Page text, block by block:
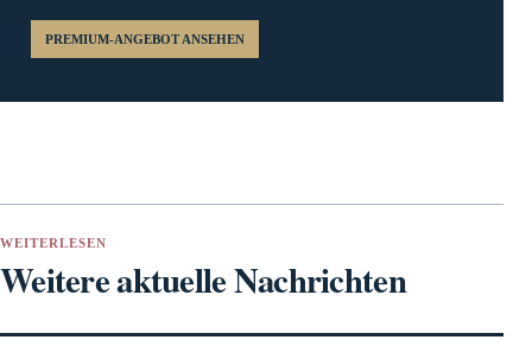
PREMIUM-ANGEBOT ANSEHEN
WEITERLESEN
Weitere aktuelle Nachrichten